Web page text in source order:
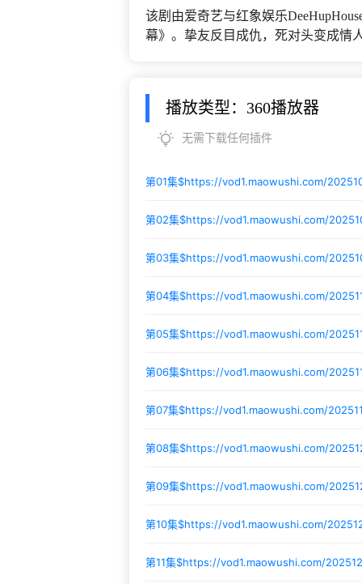
该剧由爱奇艺与红象娱乐
幕》。挚友反目成仇，死对头变成情
播放类型：360播放器
无需下载任何插件
第01集$https://vod1.maowushi.com/
第02集$https://vod1.maowushi.com/
第03集$https://vod1.maowushi.com/
第04集$https://vod1.maowushi.com/
第05集$https://vod1.maowushi.com/
第06集$https://vod1.maowushi.com/
第07集$https://vod1.maowushi.com/
第08集$https://vod1.maowushi.com/
第09集$https://vod1.maowushi.com/
第10集$https://vod1.maowushi.com/
第11集$https://vod1.maowushi.com/